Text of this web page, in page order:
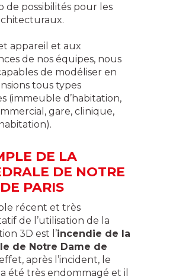
de possibilités pour les
appareil et aux
de nos équipes, nous
de modéliser en
tous types
(immeuble d’habitation,
gare, clinique,
DE LA
DE NOTRE
PARIS
récent et très
de l’utilisation de la
3D est l’incendie de la
de Notre Dame de
après l’incident, le
été très endommagé et il